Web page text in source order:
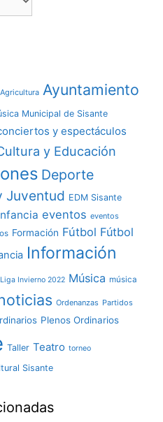
Agricultura Ayuntamiento
Municipal de Sisante
y espectáculos
y Educación
Deporte
Juventud EDM Sisante
eventos eventos
Formación Fútbol Fútbol
Información
Liga Invierno 2022 Música música
Ordenanzas Partidos
Plenos Ordinarios
Taller Teatro torneo
Sisante